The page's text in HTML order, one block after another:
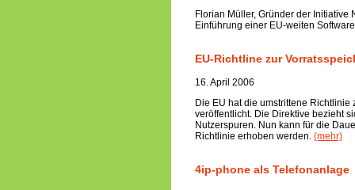
Florian Müller, Gründer der
Einführung einer EU-weiten
EU-Richtline zur
16. April 2006
Die EU hat die umstrittene
veröffentlicht. Die Direktive bezieht
Nutzerspuren. Nun kann für die
Richtlinie erhoben werden. (mehr)
4ip-phone als Telefonanlage